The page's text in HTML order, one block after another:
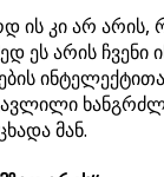
ის კი არ არის,
ეს არის ჩვენი
ინტელექტითა
მან.